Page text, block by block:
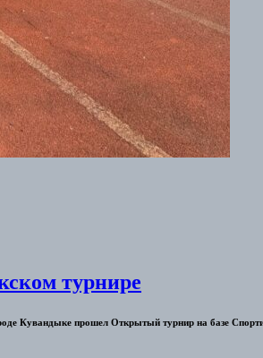
турнире
Кувандыке прошел Открытый турнир на базе